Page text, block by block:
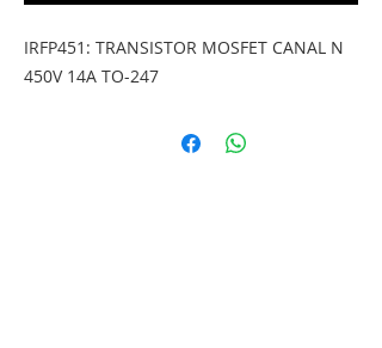
IRFP451: TRANSISTOR MOSFET CANAL N
450V 14A TO-247